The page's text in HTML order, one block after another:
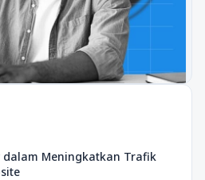
dalam Meningkatkan Trafik